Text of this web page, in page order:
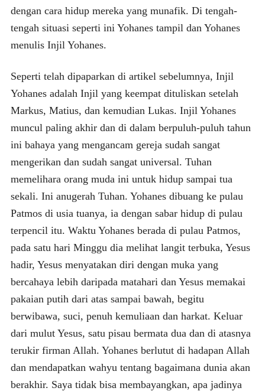
dengan cara hidup mereka yang munafik. Di tengah-
tengah situasi seperti ini Yohanes tampil dan Yohanes
menulis Injil Yohanes.
Seperti telah dipaparkan di artikel sebelumnya, Injil
Yohanes adalah Injil yang keempat dituliskan setelah
Markus, Matius, dan kemudian Lukas. Injil Yohanes
muncul paling akhir dan di dalam berpuluh-puluh tahun
ini bahaya yang mengancam gereja sudah sangat
mengerikan dan sudah sangat universal. Tuhan
memelihara orang muda ini untuk hidup sampai tua
sekali. Ini anugerah Tuhan. Yohanes dibuang ke pulau
Patmos di usia tuanya, ia dengan sabar hidup di pulau
terpencil itu. Waktu Yohanes berada di pulau Patmos,
pada satu hari Minggu dia melihat langit terbuka, Yesus
hadir, Yesus menyatakan diri dengan muka yang
bercahaya lebih daripada matahari dan Yesus memakai
pakaian putih dari atas sampai bawah, begitu
berwibawa, suci, penuh kemuliaan dan harkat. Keluar
dari mulut Yesus, satu pisau bermata dua dan di atasnya
terukir firman Allah. Yohanes berlutut di hadapan Allah
dan mendapatkan wahyu tentang bagaimana dunia akan
berakhir. Saya tidak bisa membayangkan, apa jadinya